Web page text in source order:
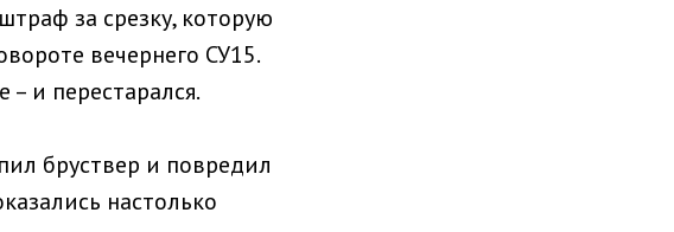
за срезку, которую
вечернего СУ15.
и перестарался.
бруствер и повредил
настолько